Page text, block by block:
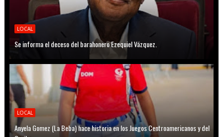
LOCAL
Se informa el deceso del barahonero Ezequiel Vázquez.
LOCAL
Anyela Gomez (La Beba) hace historia en los Juegos Centroamericanos y del